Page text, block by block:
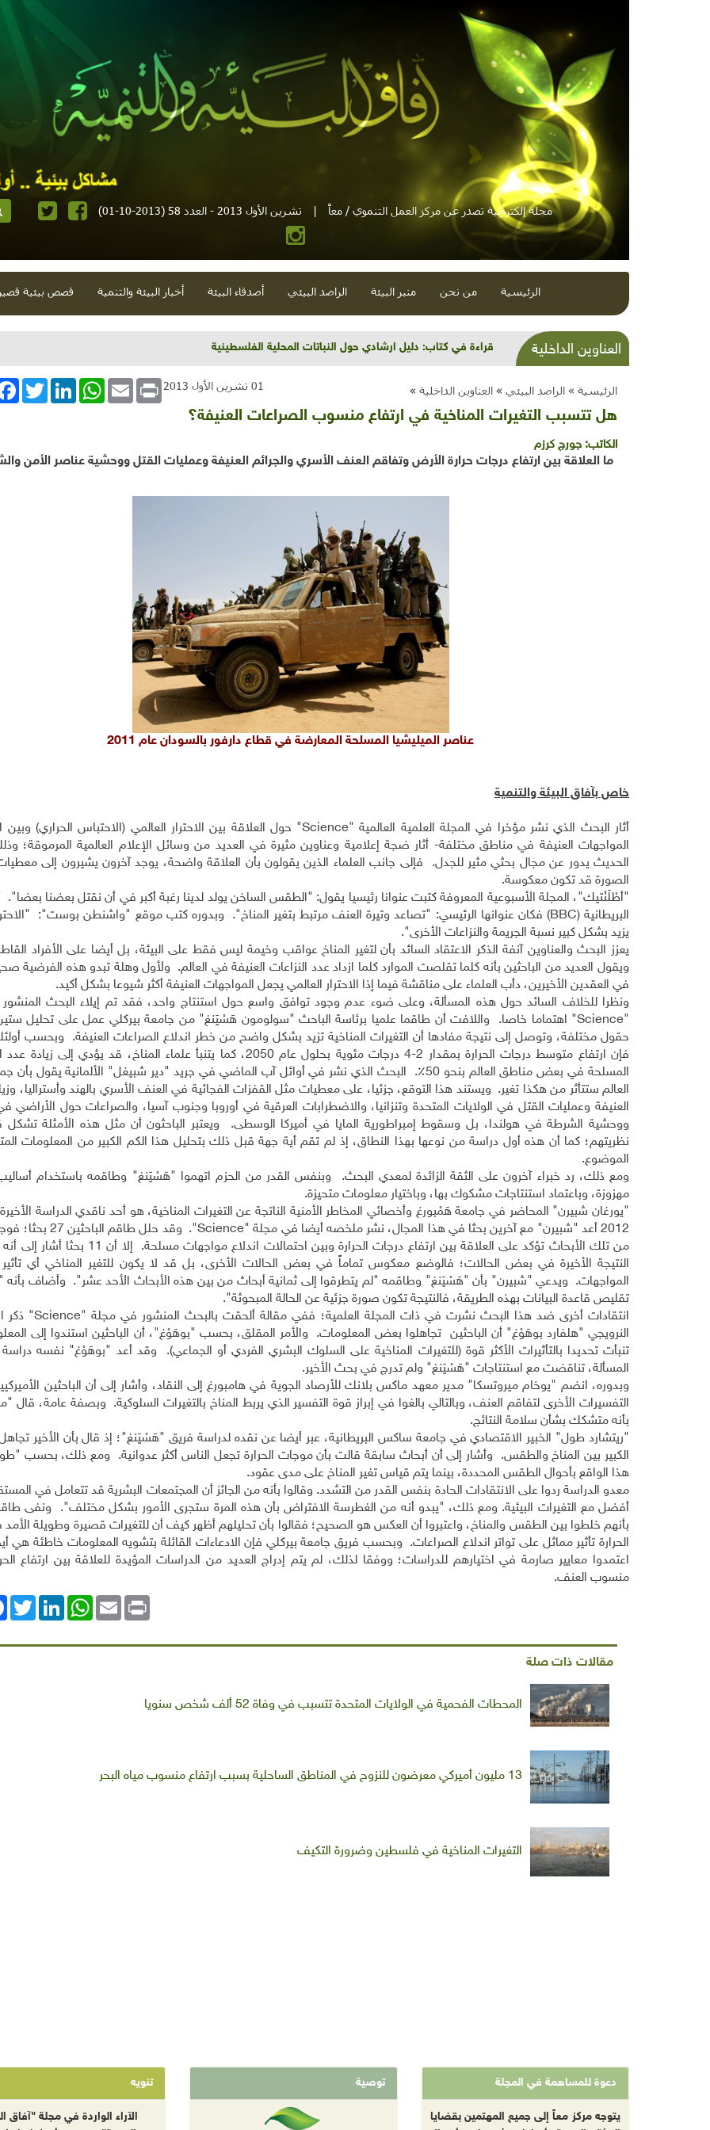
مجلة إلكترونية تصدر عن مركز العمل التنموي / معاً | تشرين الأول 2013 - العدد 58 (2013-10-01)
الرئيسية من نحن منبر البيئة الراصد البيئي أصدقاء البيئة أخبار البيئة والتنمية قصص بيئية
العناوين الداخلية الرمان بملّي القلب ايمان
الرئيسية » الراصد البيئي » العناوين الداخلية »
TwitterLinkedInWhatsApp Email Print 01 تشرين الأول 2013
هل تتسبب التغيرات المناخية في ارتفاع منسوب الصراعات العنيفة؟
الكاتب: جورج كرزم
ما العلاقة بين ارتفاع درجات حرارة الأرض وتفاقم العنف الأسري والجرائم العنيفة وعمليات القتل ووحشية عناصر الأمن
عناصر الميليشيا المسلحة المعارضة في قطاع دارفور بالسودان عام 2011
خاص بآفاق البيئة والتنمية
أثار البحث الذي نشر مؤخرا في المجلة العلمية العالمية "Science" حول العلاقة بين الاحترار العالمي (الاحتباس الحراري) وبين
المواجهات العنيفة في مناطق مختلفة- أثار ضجة إعلامية وعناوين مثيرة في العديد من وسائل الإعلام العالمية المرموقة؛
الحديث يدور عن مجال بحثي مثير للجدل. فإلى جانب العلماء الذين يقولون بأن العلاقة واضحة، يوجد آخرون يشيرون إلى
الصورة قد تكون معكوسة.
"أَطْلَنْتيك"، المجلة الأسبوعية المعروفة كتبت عنوانا رئيسيا يقول: "الطقس الساخن يولد لدينا رغبة أكبر في أن نقتل بعضنا بعضا".
البريطانية (BBC) فكان عنوانها الرئيسي: "تصاعد وتيرة العنف مرتبط بتغير المناخ". وبدوره كتب موقع "واشنطن بوست":
يزيد بشكل كبير نسبة الجريمة والنزاعات الأخرى".
يعزز البحث والعناوين آنفة الذكر الاعتقاد السائد بأن لتغير المناخ عواقب وخيمة ليس فقط على البيئة، بل أيضا على الأفراد
ويقول العديد من الباحثين بأنه كلما تقلصت الموارد كلما ازداد عدد النزاعات العنيفة في العالم. ولأول وهلة تبدو هذه الفرضية
في العقدين الأخيرين، دأب العلماء على مناقشة فيما إذا الاحترار العالمي يجعل المواجهات العنيفة أكثر شيوعا بشكل أكيد.
ونظرا للخلاف السائد حول هذه المسألة، وعلى ضوء عدم وجود توافق واسع حول استنتاج واحد، فقد تم إيلاء البحث
"
Science" اهتماما خاصا. واللافت أن طاقما علميا برئاسة الباحث "سولومون هَسْيَنغ" من جامعة بيركلي عمل على تحليل
حقول مختلفة، وتوصل إلى نتيجة مفادها أن التغيرات المناخية تزيد بشكل واضح من خطر اندلاع الصراعات العنيفة. وبحسب
فإن ارتفاع متوسط درجات الحرارة بمقدار 2-4 درجات مئوية بحلول عام 2050، كما يتنبأ علماء المناخ، قد يؤدي
المسلحة في بعض مناطق العالم بنحو 50٪. البحث الذي نشر في أوائل آب الماضي في جريد "دير شبيغل" الألمانية يقول
العالم ستتأثر من هكذا تغير. ويستند هذا التوقع، جزئيا، على معطيات مثل القفزات الفجائية في العنف الأسري بالهند وأستراليا،
العنيفة وعمليات القتل في الولايات المتحدة وتنزانيا، والاضطرابات العرقية في أوروبا وجنوب آسيا، والصراعات حول الأراضي في
ووحشية الشرطة في هولندا، بل وسقوط إمبراطورية المايا في أميركا الوسطى. ويعتبر الباحثون أن مثل هذه الأمثلة تشكل
نظريتهم؛ كما أن هذه أول دراسة من نوعها بهذا النطاق، إذ لم تقم أية جهة قبل ذلك بتحليل هذا الكم الكبير من المعلومات
الموضوع.
ومع ذلك، رد خبراء آخرون على الثقة الزائدة لمعدي البحث. وبنفس القدر من الحزم اتهموا "هَسْيَنغ" وطاقمه باستخدام
مهزوزة، وباعتماد استنتاجات مشكوك بها، وباختيار معلومات متحيزة.
"يورغان شبيرن" المحاضر في جامعة هَمْبورغ وأخصائي المخاطر الأمنية الناتجة عن التغيرات المناخية، هو أحد ناقدي الدراسة
2012 أعد "شبيرن" مع آخرين بحثا في هذا المجال، نشر ملخصه أيضا في مجلة "
Science
من تلك الأبحاث تؤكد على العلاقة بين ارتفاع درجات الحرارة وبين احتمالات
النتيجة الأخيرة في بعض الحالات؛ فالوضع معكوس تماماً في بعض الحالات الأخرى، بل قد لا يكون للتغير المناخي أي
المواجهات. ويدعي "شبيرن" بأن "هَسْيَنغ" وطاقمه "لم يتطرقوا إلى ثمانية أبحاث من بين هذه الأبحاث الأحد عشر". وأضاف بأنه
تقليص قاعدة البيانات بهذه الطريقة، فالنتيجة تكون صورة جزئية عن الحالة المبحوثة".
انتقادات أخرى ضد هذا البحث نشرت في ذات المجلة العلمية؛ ففي مقالة ألحقت بالبحث المنشور في مجلة "Science" ذكر
النرويجي "هلفارد بوهَوْغ" أن الباحثين تجاهلوا بعض المعلومات. والأمر المقلق، بحسب "بوهَوْغ"، أن الباحثين استندوا إلى
تنبأت تحديدا بالتأثيرات الأكثر قوة (للتغيرات المناخية على السلوك البشري الفردي أو الجماعي). وقد أعد "بوهَوْغ" نفسه
المسألة، تناقضت مع استنتاجات "هَسْيَنغ" ولم تدرج في بحث الأخير.
وبدوره، انضم "يوخام ميروتسكا" مدير معهد ماكس بلانك للأرصاد الجوية في هامبورغ إلى النقاد، وأشار إلى أن الباحثين
التفسيرات الأخرى لتفاقم العنف، وبالتالي بالغوا في إبراز قوة التفسير الذي يربط المناخ بالتغيرات السلوكية. وبصفة عامة، قال
بأنه متشكك بشأن سلامة النتائج.
"ريتشارد طول" الخبير الاقتصادي في جامعة ساكس البريطانية، عبر أيضا عن نقده لدراسة فريق "هَسْيَنغ"؛ إذ قال بأن الأخير
الكبير بين المناخ والطقس. وأشار إلى أن أبحاث سابقة قالت بأن موجات الحرارة تجعل الناس أكثر عدوانية. ومع ذلك، بحسب
هذا الواقع بأحوال الطقس المحددة، بينما يتم قياس تغير المناخ على مدى عقود.
معدو الدراسة ردوا على الانتقادات الحادة بنفس القدر من التشدد. وقالوا بأنه من الجائز أن المجتمعات البشرية قد تتعامل في
أفضل مع التغيرات البيئية. ومع ذلك، "يبدو أنه من الغطرسة الافتراض بأن هذه المرة ستجرى الأمور بشكل مختلف". ونفى
بأنهم خلطوا بين الطقس والمناخ، واعتبروا أن العكس هو الصحيح؛ فقالوا بأن تحليلهم أظهر كيف أن للتغيرات قصيرة وطويلة
الحرارة تأثير مماثل على تواتر اندلاع الصراعات. وبحسب فريق جامعة بيركلي فإن الادعاءات القائلة بتشويه المعلومات خاطئة هي
اعتمدوا معايير صارمة في اختيارهم للدراسات؛ ووفقا لذلك، لم يتم إدراج العديد من الدراسات المؤيدة للعلاقة بين ارتفاع
منسوب العنف.
LinkedIn
WhatsAppEmail Print
مقالات ذات صلة
المحطات الفحمية في الولايات المتحدة تتسبب في وفاة 52 ألف شخص سنويا
13 مليون أميركي معرضون للنزوح في المناطق الساحلية بسبب ارتفاع منسوب مياه البحر
التغيرات المناخية في فلسطين وضرورة التكيف
دعوة للمساهمة في المجلة
يتوجه مركز معاً إلى جميع المهتمين بقضايا
توصية تنويه
الآراء الواردة في مجلة "آفاق